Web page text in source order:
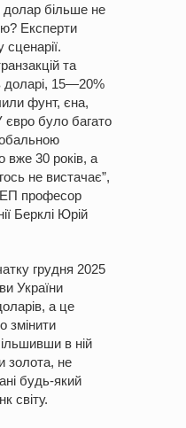
більше не
Експерти
та
доларі, 15—20%
фунт, єна,
євро було багато
30 років, а
не вистачає”,
ЕП професор
Берклі Юрій
грудня 2025
України
а це
змінити
в ній
золота, не
будь-який
світу.